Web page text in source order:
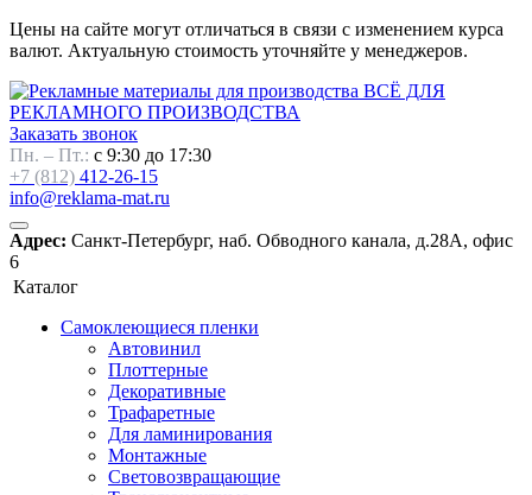
Цены на сайте могут отличаться в связи с изменением курса
валют. Актуальную стоимость уточняйте у менеджеров.
ВСЁ ДЛЯ
РЕКЛАМНОГО ПРОИЗВОДСТВА
Заказать звонок
Пн. – Пт.: с 9:30 до 17:30
+7 (812) 412-26-15
info@reklama-mat.ru
Адрес: Санкт-Петербург, наб. Обводного канала, д.28А, офис
6
Каталог
Самоклеющиеся пленки
Автовинил
Плоттерные
Декоративные
Трафаретные
Для ламинирования
Монтажные
Световозвращающие